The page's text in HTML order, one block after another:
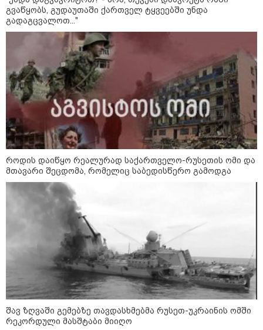
12:46 / 07-08-2026
ოკუპირებულ აფხაზეთში საწვავის
დეფიციტია, კილომეტრიანი რიგები და
შეზღუდვა საწვავის ჩასხმაზე - რა
ინფორმაციას აქვეყნებს "დემოკრატიის
კვლევის ინსტიტუტი“
14:23 / 05-08-2026
არის ცნობილი შეხვედრაზე
09:55 / 05-08-2026
მორიგი თავდასხმა Wildberries-
ის საწყობზე - დრონებით
თავდასხმის შემდეგ, ტულას
ოლქში მდებარე საწყობში
ხანძარია
გვაწყობს, გუდაუთაში ქართველ ტყვეებში უნდა
გადაგცვალოთ..."
როდის დაიწყო რეალურად საქართველო-რუსეთის ომი და
მთავარი შეცდომა, რომელიც საბედისწერო გამოდგა
შავ ზღვაში გემებზე თავდასხმებმა რუსეთ-უკრაინის ომში
რეკორდული მასშტაბი მიიღო